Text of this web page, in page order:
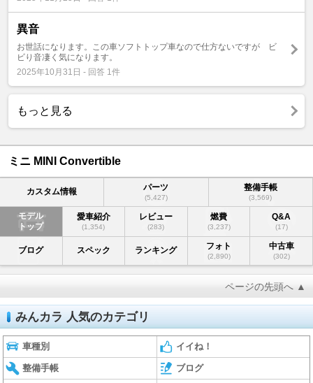
異音
お世話になります。この車ソフトトップ車なので仕方ないですが ビ
ビり音凄く気になります。
2025年10月31日 - 回答 1件
もっと見る
ミニ MINI Convertible
カスタム情報 パーツ
(5,427)
整備手帳
(3,569)
モデル
トップ
愛車紹介
(1,354)
レビュー
(283)
燃費
(3,237)
Q&A
(17)
ブログ スペック ランキング フォト
(2,890)
中古車
(302)
ページの先頭へ ▲
みんカラ 人気のカテゴリ
車種別 イイね！
整備手帳 ブログ